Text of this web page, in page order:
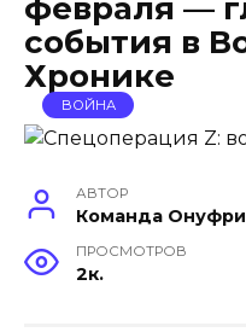
февраля —
события в
Хронике
ВОЙНА
АВТОР
Команда
ПРОСМОТРОВ
2к.